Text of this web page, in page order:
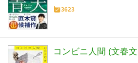
3623
コンビニ人間 (文春